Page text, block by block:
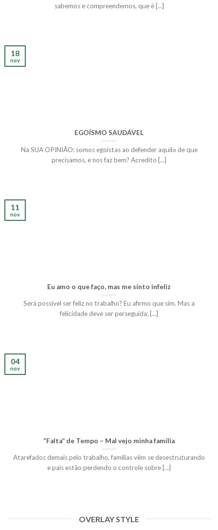
sabemos e compreendemos, que é [...]
EGOÍSMO SAUDÁVEL
Na SUA OPINIÃO: somos egoístas ao defender aquilo de que
precisamos, e nos faz bem? Acredito [...]
18
nov
Eu amo o que faço, mas me sinto infeliz
Será possível ser feliz no trabalho? Eu afirmo que sim. Mas a
felicidade deve ser perseguida; [...]
11
nov
“Falta” de Tempo – Mal vejo minha família
Atarefados demais pelo trabalho, famílias vêm se desestruturando
e pais estão perdendo o controle sobre [...]
04
nov
OVERLAY STYLE